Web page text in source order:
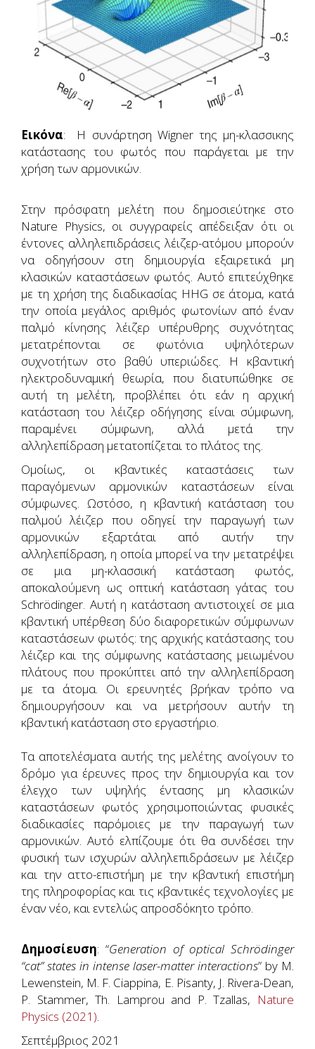
Εικόνα: Η συνάρτηση Wigner της μη-κλασσικης
κατάστασης του φωτός που παράγεται με την
χρήση των αρμονικών.
Στην πρόσφατη μελέτη που δημοσιεύτηκε στο
Nature Physics, οι συγγραφείς απέδειξαν ότι οι
έντονες αλληλεπιδράσεις λέιζερ-ατόμου μπορούν
να οδηγήσουν στη δημιουργία εξαιρετικά μη
κλασικών καταστάσεων φωτός. Αυτό επιτεύχθηκε
με τη χρήση της διαδικασίας HHG σε άτομα, κατά
την οποία μεγάλος αριθμός φωτονίων από έναν
παλμό κίνησης λέιζερ υπέρυθρης συχνότητας
μετατρέπονται σε φωτόνια υψηλότερων
συχνοτήτων στο βαθύ υπεριώδες. Η κβαντική
ηλεκτροδυναμική θεωρία, που διατυπώθηκε σε
αυτή τη μελέτη, προβλέπει ότι εάν η αρχική
κατάσταση του λέιζερ οδήγησης είναι σύμφωνη,
παραμένει σύμφωνη, αλλά μετά την
αλληλεπίδραση μετατοπίζεται το πλάτος της.
Ομοίως, οι κβαντικές καταστάσεις των
παραγόμενων αρμονικών καταστάσεων είναι
σύμφωνες. Ωστόσο, η κβαντική κατάσταση του
παλμού λέιζερ που οδηγεί την παραγωγή των
αρμονικών εξαρτάται από αυτήν την
αλληλεπίδραση, η οποία μπορεί να την μετατρέψει
σε μια μη-κλασσική κατάσταση φωτός,
αποκαλούμενη ως οπτική κατάσταση γάτας του
Schrödinger. Αυτή η κατάσταση αντιστοιχεί σε μια
κβαντική υπέρθεση δύο διαφορετικών σύμφωνων
καταστάσεων φωτός: της αρχικής κατάστασης του
λέιζερ και της σύμφωνης κατάστασης μειωμένου
πλάτους που προκύπτει από την αλληλεπίδραση
με τα άτομα. Οι ερευνητές βρήκαν τρόπο να
δημιουργήσουν και να μετρήσουν αυτήν τη
κβαντική κατάσταση στο εργαστήριο.
Τα αποτελέσματα αυτής της μελέτης ανοίγουν το
δρόμο για έρευνες προς την δημιουργία και τον
έλεγχο των υψηλής έντασης μη κλασικών
καταστάσεων φωτός χρησιμοποιώντας φυσικές
διαδικασίες παρόμοιες με την παραγωγή των
αρμονικών. Αυτό ελπίζουμε ότι θα συνδέσει την
φυσική των ισχυρών αλληλεπιδράσεων με λέιζερ
και την αττο-επιστήμη με την κβαντική επιστήμη
της πληροφορίας και τις κβαντικές τεχνολογίες με
έναν νέο, και εντελώς απροσδόκητο τρόπο.
Δημοσίευση: “Generation of optical Schrödinger
“cat” states in intense laser-matter interactions” by M.
Lewenstein, M. F. Ciappina, E. Pisanty, J. Rivera-Dean,
P. Stammer, Th. Lamprou and P. Tzallas, Nature
Physics (2021).
Σεπτέμβριος 2021